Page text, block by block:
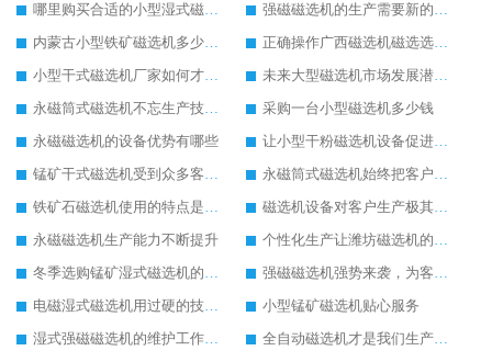
哪里购买合适的小型湿式磁选机设备
强磁磁选机的生产需要新的思维模式
内蒙古小型铁矿磁选机多少钱一台
正确操作广西磁选机磁选选矿效果好
小型干式磁选机厂家如何才能做得更好
未来大型磁选机市场发展潜力无穷
永磁筒式磁选机不忘生产技术革新
采购一台小型磁选机多少钱
永磁磁选机的设备优势有哪些
让小型干粉磁选机设备促进您企业的成长
锰矿干式磁选机受到众多客户的推荐
永磁筒式磁选机始终把客户需求放在首位
铁矿石磁选机使用的特点是比较方便
磁选机设备对客户生产极其重要
永磁磁选机生产能力不断提升
个性化生产让潍坊磁选机的使用更加便利
冬季选购锰矿湿式磁选机的注意事项
强磁磁选机强势来袭，为客户提供更多帮助
电磁湿式磁选机用过硬的技术为客户生产带去便利
小型锰矿磁选机贴心服务
湿式强磁磁选机的维护工作是如此的简单
全自动磁选机才是我们生产需要的